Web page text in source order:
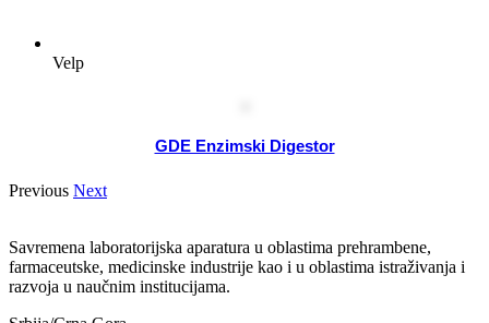
Velp
GDE Enzimski Digestor
Previous Next
Savremena laboratorijska aparatura u oblastima prehrambene,
farmaceutske, medicinske industrije kao i u oblastima istraživanja i
razvoja u naučnim institucijama.